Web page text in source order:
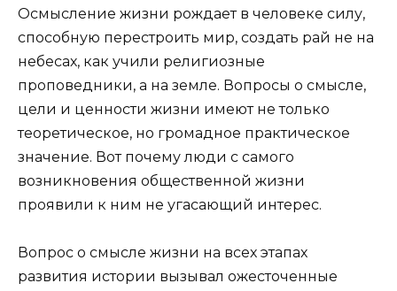
Осмысление жизни рождает в человеке силу,
способную перестроить мир, создать рай не на
небесах, как учили религиозные
проповедники, а на земле. Вопросы о смысле,
цели и ценности жизни имеют не только
теоретическое, но громадное практическое
значение. Вот почему люди с самого
возникновения общественной жизни
проявили к ним не угасающий интерес.
Вопрос о смысле жизни на всех этапах
развития истории вызывал ожесточенные